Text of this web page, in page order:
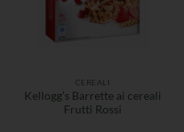
CEREALI
Kellogg’s Barrette ai cereali
Frutti Rossi